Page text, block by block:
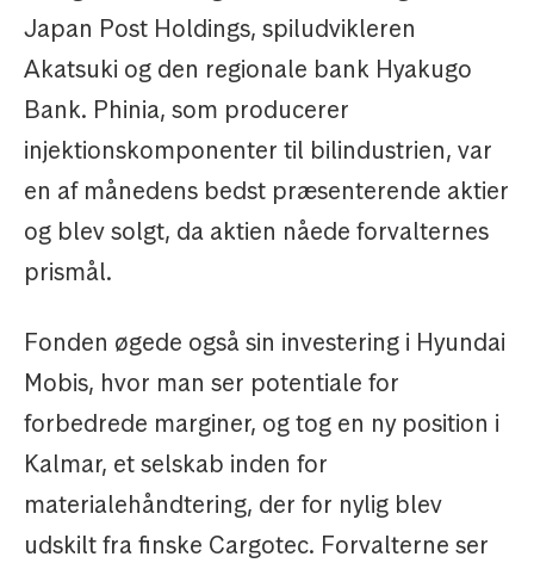
Japan Post Holdings, spiludvikleren
Akatsuki og den regionale bank Hyakugo
Bank. Phinia, som producerer
injektionskomponenter til bilindustrien, var
en af månedens bedst præsenterende aktier
og blev solgt, da aktien nåede forvalternes
prismål.
Fonden øgede også sin investering i Hyundai
Mobis, hvor man ser potentiale for
forbedrede marginer, og tog en ny position i
Kalmar, et selskab inden for
materialehåndtering, der for nylig blev
udskilt fra finske Cargotec. Forvalterne ser